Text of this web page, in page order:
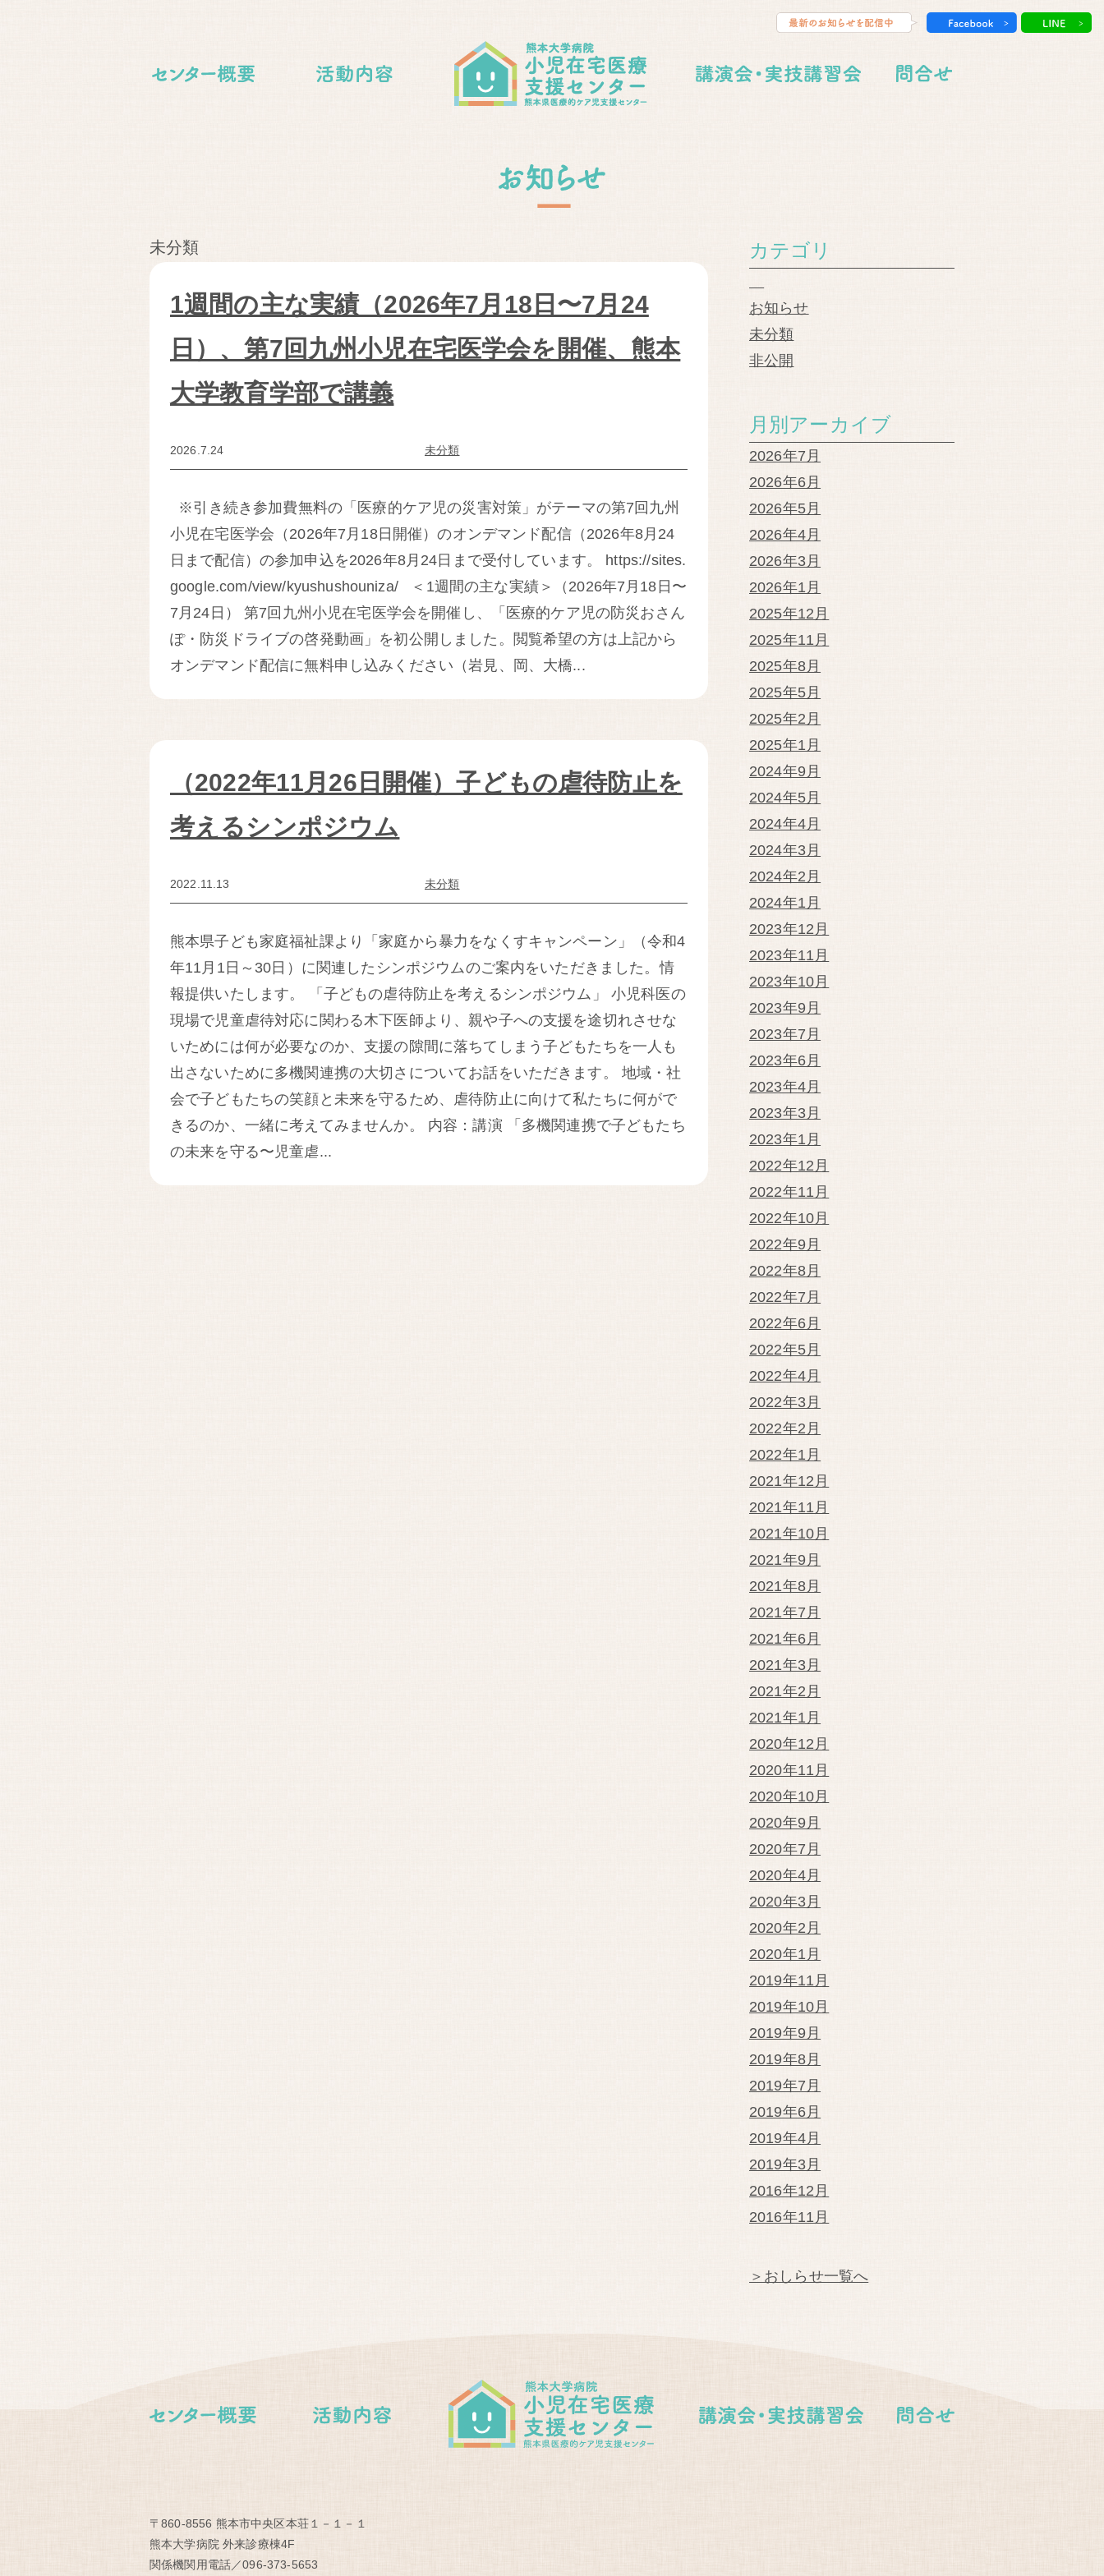
未分類
1週間の主な実績（2026年7月18日〜7月24
日）、第7回九州小児在宅医学会を開催、熊本
大学教育学部で講義
2026.7.24 未分類
※引き続き参加費無料の「医療的ケア児の災害対策」がテーマの第7回九州
小児在宅医学会（2026年7月18日開催）のオンデマンド配信（2026年8月24
日まで配信）の参加申込を2026年8月24日まで受付しています。 https://sites.
google.com/view/kyushushouniza/ ＜1週間の主な実績＞（2026年7月18日〜
7月24日） 第7回九州小児在宅医学会を開催し、「医療的ケア児の防災おさん
ぽ・防災ドライブの啓発動画」を初公開しました。閲覧希望の方は上記から
オンデマンド配信に無料申し込みください（岩見、岡、大橋...
（2022年11月26日開催）子どもの虐待防止を
考えるシンポジウム
2022.11.13 未分類
熊本県子ども家庭福祉課より「家庭から暴力をなくすキャンペーン」（令和4
年11月1日～30日）に関連したシンポジウムのご案内をいただきました。情
報提供いたします。 「子どもの虐待防止を考えるシンポジウム」 小児科医の
現場で児童虐待対応に関わる木下医師より、親や子への支援を途切れさせな
いためには何が必要なのか、支援の隙間に落ちてしまう子どもたちを一人も
出さないために多機関連携の大切さについてお話をいただきます。 地域・社
会で子どもたちの笑顔と未来を守るため、虐待防止に向けて私たちに何がで
きるのか、一緒に考えてみませんか。 内容：講演 「多機関連携で子どもたち
の未来を守る〜児童虐...
カテゴリ
お知らせ
未分類
非公開
月別アーカイブ
2026年7月
2026年6月
2026年5月
2026年4月
2026年3月
2026年1月
2025年12月
2025年11月
2025年8月
2025年5月
2025年2月
2025年1月
2024年9月
2024年5月
2024年4月
2024年3月
2024年2月
2024年1月
2023年12月
2023年11月
2023年10月
2023年9月
2023年7月
2023年6月
2023年4月
2023年3月
2023年1月
2022年12月
2022年11月
2022年10月
2022年9月
2022年8月
2022年7月
2022年6月
2022年5月
2022年4月
2022年3月
2022年2月
2022年1月
2021年12月
2021年11月
2021年10月
2021年9月
2021年8月
2021年7月
2021年6月
2021年3月
2021年2月
2021年1月
2020年12月
2020年11月
2020年10月
2020年9月
2020年7月
2020年4月
2020年3月
2020年2月
2020年1月
2019年11月
2019年10月
2019年9月
2019年8月
2019年7月
2019年6月
2019年4月
2019年3月
2016年12月
2016年11月
＞おしらせ一覧へ
〒860-8556 熊本市中央区本荘１－１－１
熊本大学病院 外来診療棟4F
関係機関用電話／096-373-5653